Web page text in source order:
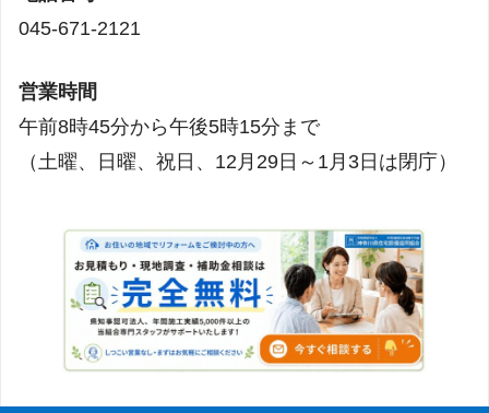
045-671-2121
営業時間
午前8時45分から午後5時15分まで
（土曜、日曜、祝日、12月29日～1月3日は閉庁）